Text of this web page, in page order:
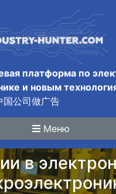
платформа по
и новым
国公司做广告
Меню
в